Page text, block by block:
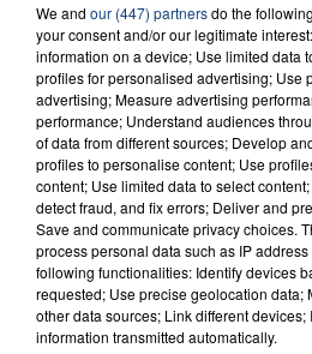
23 juillet 2026
INCENDIE MORTEL À
SON BÉBÉ ENTRE LA VIE
Un homme s'est immolé par
aspergé sa compagne et
d'un liquide inflammable.
We and our (447) partnersdo the
your consent and/or our legitimate
information on a device; Use limited data
profiles for personalised advertising; Use
advertising; Measure advertising
performance; Understand audiences
of data from different sources; Develop
profiles to personalise content; Use
content; Use limited data to select
detect fraud, and fix errors; Deliver and
Save and communicate privacy choices.
process personal data such as IP
following functionalities: Identify devices
requested; Use precise geolocation data;
other data sources; Link different
information transmitted automatically.